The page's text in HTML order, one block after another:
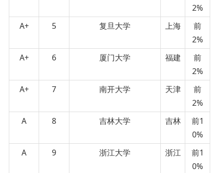
2%
A+
5 复旦大学 上海
前
2%
A+
6 厦门大学 福建
前
2%
A+
7 南开大学 天津
前
2%
A
8 吉林大学 吉林
前1
0%
A
9 浙江大学 浙江
前1
0%